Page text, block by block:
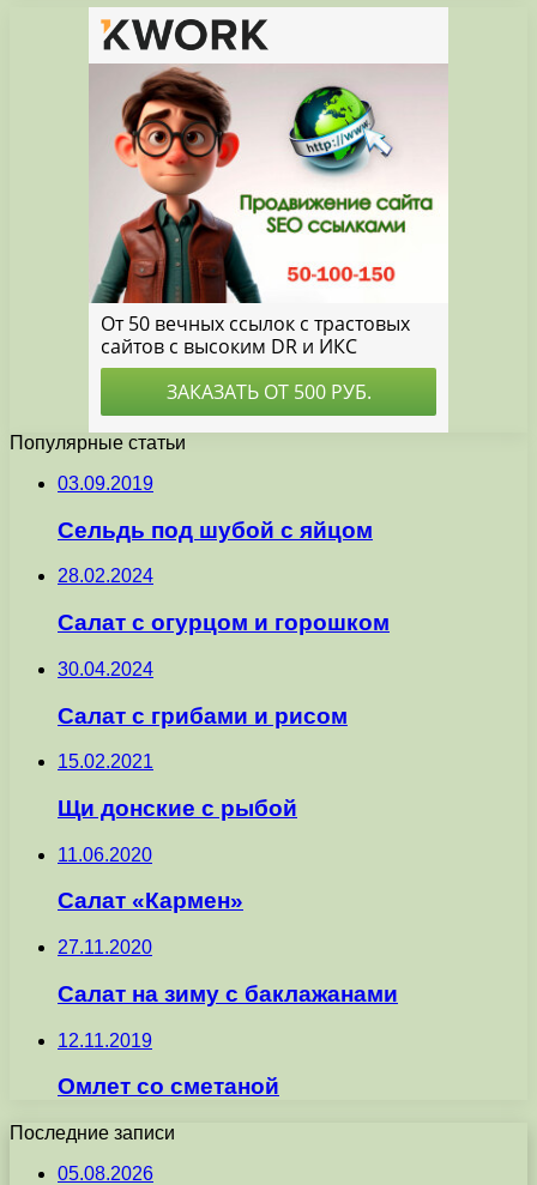
Популярные статьи
03.09.2019
Сельдь под шубой с яйцом
28.02.2024
Салат с огурцом и горошком
30.04.2024
Салат с грибами и рисом
15.02.2021
Щи донские с рыбой
11.06.2020
Салат «Кармен»
27.11.2020
Салат на зиму с баклажанами
12.11.2019
Омлет со сметаной
Последние записи
05.08.2026